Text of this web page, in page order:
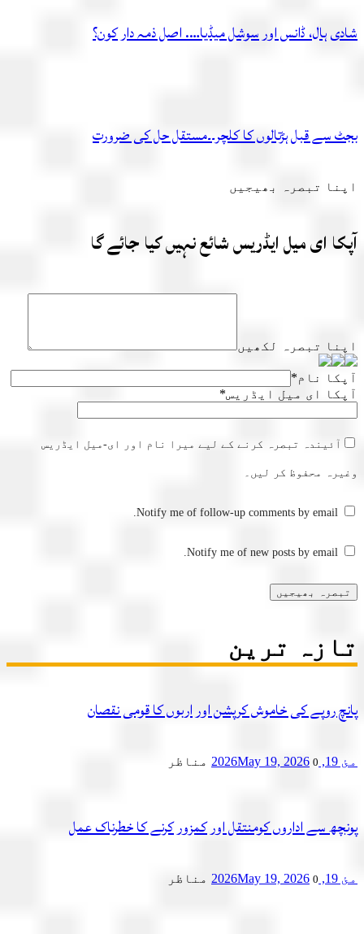
شادی ہال، ڈانس اور سوشل میڈیا…. اصل ذمہ دار کون؟
بجٹ سے قبل ہڑتالوں کا کلچر۔۔مستقل حل کی ضرورت
اپنا تبصرہ بھیجیں
آپکا ای میل ایڈریس شائع نہیں کیا جائے گا
اپنا تبصرہ لکھیں
آپکا نام*
آپکا ای میل ایڈریس*
آئیندہ تبصرہ کرنے کے لیے میرا نام اور ای-میل ایڈریس
وغیرہ محفوظ کر لیں۔
Notify me of follow-up comments by email.
Notify me of new posts by email.
تازہ ترین
پانچ روپے کی خاموش کرپشن اور اربوں کا قومی نقصان
مئ 19, 2026 May 19, 2026 0 مناظر
پونچھ سے اداروں کومنتقل اور کمزور کرنے کا خطرناک عمل
مئ 19, 2026 May 19, 2026 0 مناظر